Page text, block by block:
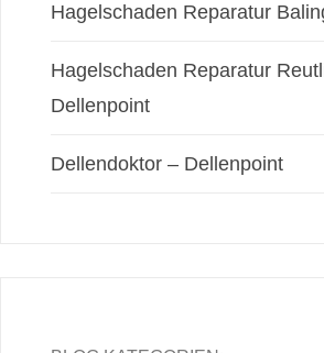
Hagelschaden Reparatur
Hagelschaden Reparatur
Dellenpoint
Dellendoktor – Dellenpoint